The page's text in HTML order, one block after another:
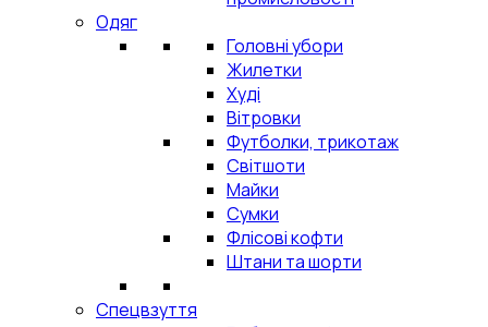
Одяг
Головні убори
Жилетки
Худі
Вітровки
Футболки, трикотаж
Світшоти
Майки
Сумки
Флісові кофти
Штани та шорти
Спецвзуття